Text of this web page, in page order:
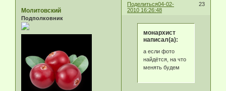
Поделиться 23
04-02-
2010 16:26:48
Молитовский
Подполковник
монархист
написал(а):
а если фото
найдётся, на что
менять будем